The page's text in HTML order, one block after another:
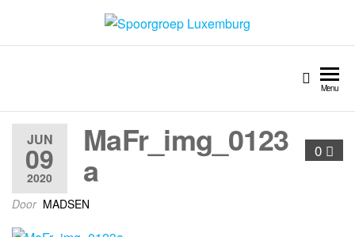
Spoorgroep Luxemburg
Menu
JUN
09
2020
0
MaFr_img_0123
a
Door MADSEN